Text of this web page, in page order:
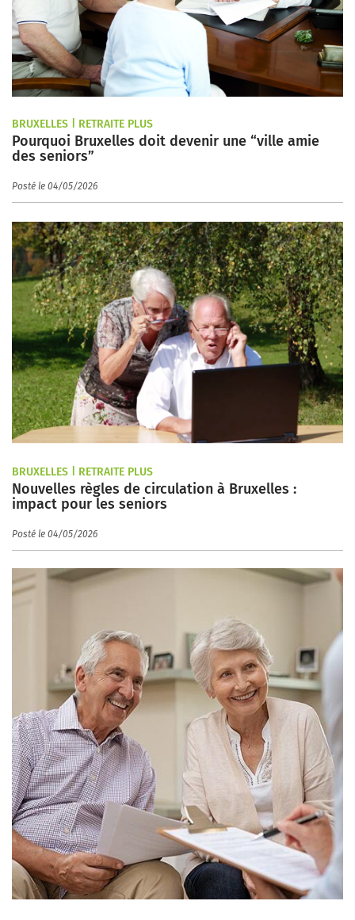
BRUXELLES | RETRAITE PLUS
Pourquoi Bruxelles doit devenir une “ville amie
des seniors”
Posté le 04/05/2026
BRUXELLES | RETRAITE PLUS
Nouvelles règles de circulation à Bruxelles :
impact pour les seniors
Posté le 04/05/2026